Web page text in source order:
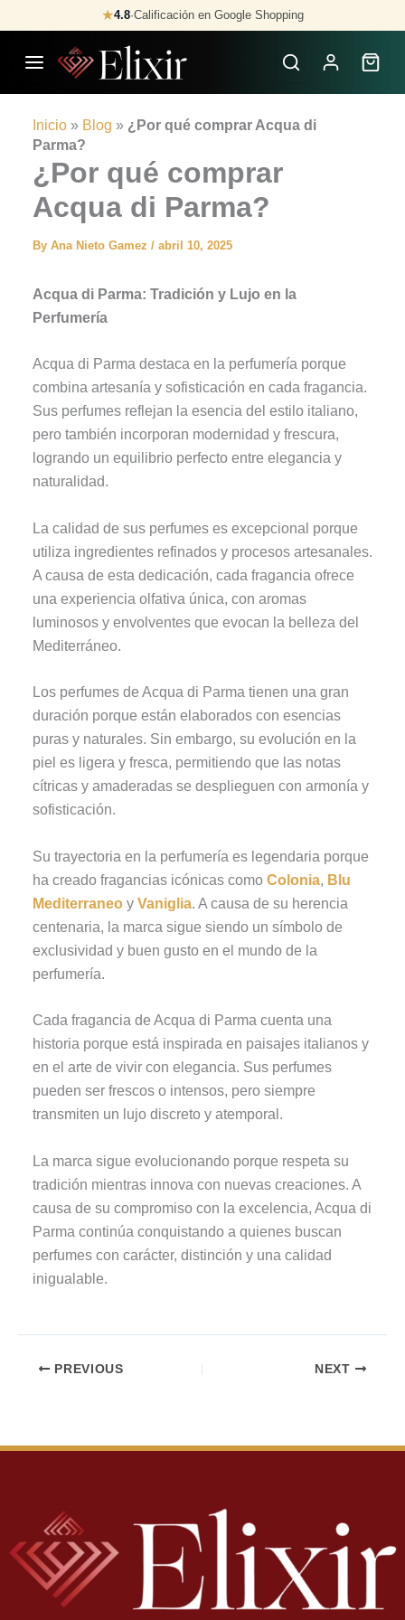
to
content
★4.8·Calificación en Google Shopping
Inicio » Blog » ¿Por qué comprar Acqua di
Parma?
¿Por qué comprar
Acqua di Parma?
By Ana Nieto Gamez / abril 10, 2025
Acqua di Parma: Tradición y Lujo en la
Perfumería
Acqua di Parma destaca en la perfumería porque
combina artesanía y sofisticación en cada fragancia.
Sus perfumes reflejan la esencia del estilo italiano,
pero también incorporan modernidad y frescura,
logrando un equilibrio perfecto entre elegancia y
naturalidad.
La calidad de sus perfumes es excepcional porque
utiliza ingredientes refinados y procesos artesanales.
A causa de esta dedicación, cada fragancia ofrece
una experiencia olfativa única, con aromas
luminosos y envolventes que evocan la belleza del
Mediterráneo.
Los perfumes de Acqua di Parma tienen una gran
duración porque están elaborados con esencias
puras y naturales. Sin embargo, su evolución en la
piel es ligera y fresca, permitiendo que las notas
cítricas y amaderadas se desplieguen con armonía y
sofisticación.
Su trayectoria en la perfumería es legendaria porque
ha creado fragancias icónicas como Colonia, Blu
Mediterraneo y Vaniglia. A causa de su herencia
centenaria, la marca sigue siendo un símbolo de
exclusividad y buen gusto en el mundo de la
perfumería.
Cada fragancia de Acqua di Parma cuenta una
historia porque está inspirada en paisajes italianos y
en el arte de vivir con elegancia. Sus perfumes
pueden ser frescos o intensos, pero siempre
transmiten un lujo discreto y atemporal.
La marca sigue evolucionando porque respeta su
tradición mientras innova con nuevas creaciones. A
causa de su compromiso con la excelencia, Acqua di
Parma continúa conquistando a quienes buscan
perfumes con carácter, distinción y una calidad
inigualable.
PREVIOUS NEXT